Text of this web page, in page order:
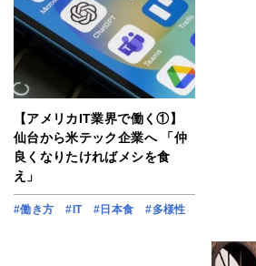
【アメリカIT業界で働く①】
仙台から米テック企業へ 「仲
良くなりたければメシを食
え」
#働き方 #IT #日本食 #多様性